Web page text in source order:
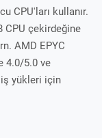
CPU'ları kullanır.
CPU çekirdeğine
AMD EPYC
4.0/5.0 ve
iş yükleri için